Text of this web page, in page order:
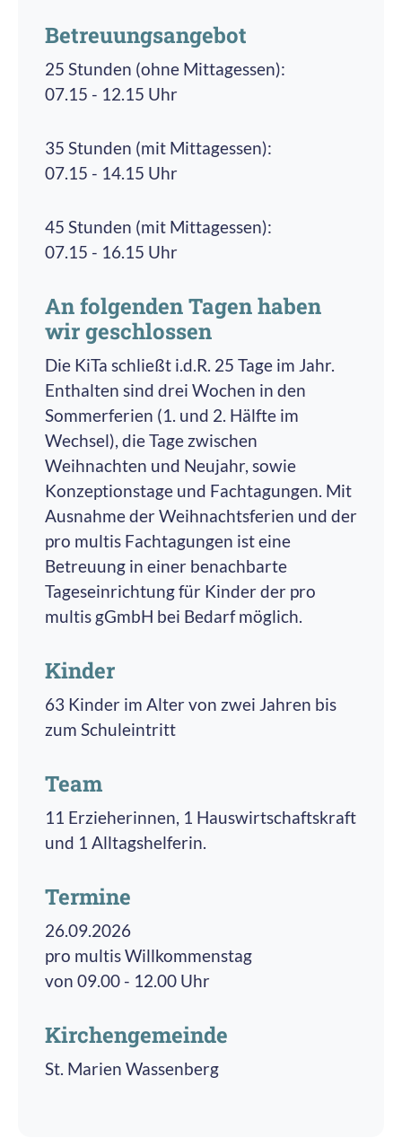
Ihrer Kreativität freien Lauf lassen und
Experimente durchführen, das können die
Forscherbereich. Hier stehen individuelles
Lernen und mit allen Sinnen erleben,
beobachten, sortieren, vergleichen im
Mittelpunkt.
Einmal in der Woche werden wir von unserer
Leseoma besucht, die den Kindern etwas
vorliest.
Betreuungsangebot
25 Stunden (ohne Mittagessen):
07.15 - 12.15 Uhr
35 Stunden (mit Mittagessen):
07.15 - 14.15 Uhr
45 Stunden (mit Mittagessen):
07.15 - 16.15 Uhr
An folgenden Tagen haben
wir geschlossen
Die KiTa schließt i.d.R. 25 Tage im Jahr.
Enthalten sind drei Wochen in den
Sommerferien (1. und 2. Hälfte im
Wechsel), die Tage zwischen
Weihnachten und Neujahr, sowie
Konzeptionstage und Fachtagungen. Mit
Ausnahme der Weihnachtsferien und der
pro multis Fachtagungen ist eine
Betreuung in einer benachbarte
Tageseinrichtung für Kinder der pro
multis gGmbH bei Bedarf möglich.
Kinder
63 Kinder im Alter von zwei Jahren bis
zum Schuleintritt
Team
11 Erzieherinnen, 1 Hauswirtschaftskraft
und 1 Alltagshelferin.
Termine
26.09.2026
pro multis Willkommenstag
von 09.00 - 12.00 Uhr
Kirchengemeinde
St. Marien Wassenberg